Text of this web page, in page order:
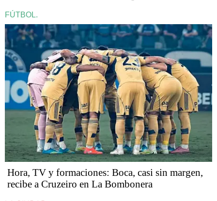
FÚTBOL.
Hora, TV y formaciones: Boca, casi sin margen,
recibe a Cruzeiro en La Bombonera